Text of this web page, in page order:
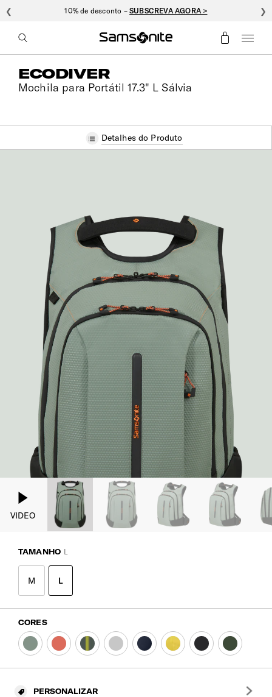
10% de desconto –SUBSCREVA AGORA >
❮ ❯
ECODIVER
Mochila para Portátil 17.3" L Sálvia
Detalhes do Produto
VIDEO
TAMANHO L
M L
CORES
PERSONALIZAR